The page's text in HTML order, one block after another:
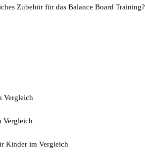
Zubehör für das Balance Board Training?
Vergleich
Vergleich
Kinder im Vergleich